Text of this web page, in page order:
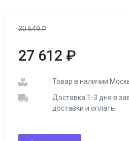
30 649₽
27 612 ₽
Товар в наличии
Доставка 1-3 дня в
доставки и оплаты